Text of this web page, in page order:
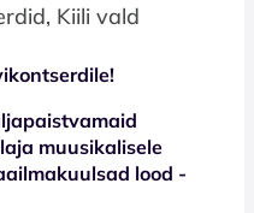
Kiili vald
muusikalisele
lood -